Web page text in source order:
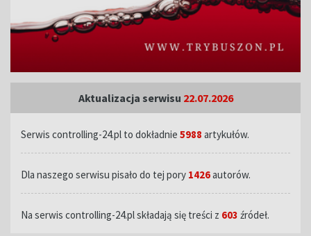
Aktualizacja serwisu 22.07.2026
Serwis controlling-24.pl to dokładnie 5988 artykułów.
Dla naszego serwisu pisało do tej pory 1426autorów.
Na serwis controlling-24.pl składają się treści z 603 źródeł.